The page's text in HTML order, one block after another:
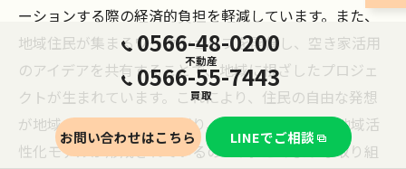
ーションする際の経済的負担を軽減しています。また、
地域住民が集まるワークショップを開催し、空き家活用
のアイデアを共有することで、地域に根ざしたプロジェ
クトが生まれています。これにより、住民の自由な発想
が地域の課題解決につながり、空き家を核とした地域活
性化モデルが形成されているのです。このような取り組
0566-48-0200
不動産
0566-55-7443
買取
お問い合わせはこちら LINEでご相談